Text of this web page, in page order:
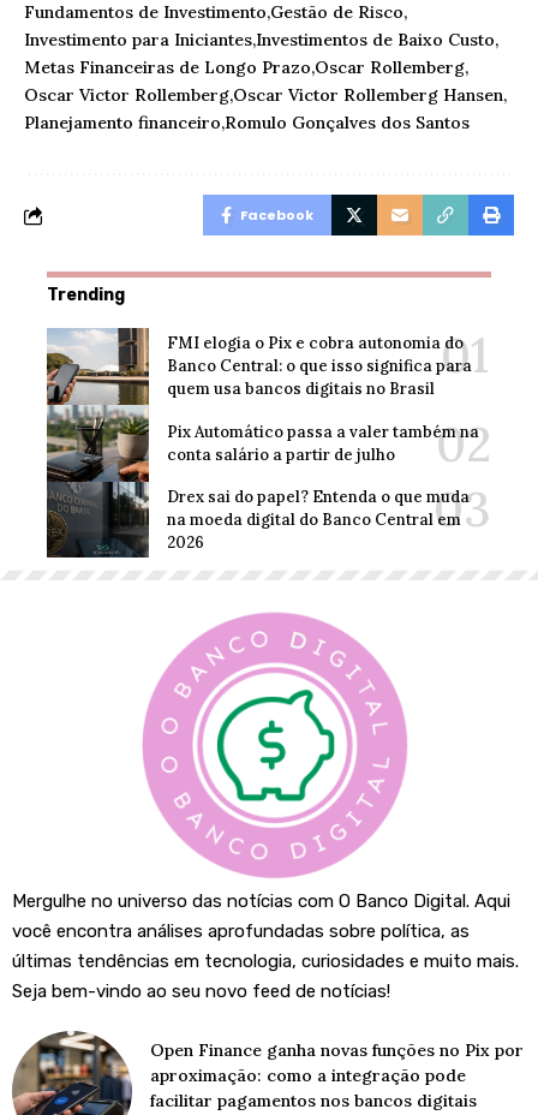
Fundamentos de Investimento Gestão de Risco
Investimento para Iniciantes Investimentos de Baixo Custo
Metas Financeiras de Longo Prazo Oscar Rollemberg
Oscar Victor Rollemberg Oscar Victor Rollemberg Hansen
Planejamento financeiro Romulo Gonçalves dos Santos
Facebook
Trending
FMI elogia o Pix e cobra autonomia do
Banco Central: o que isso significa para
quem usa bancos digitais no Brasil
Pix Automático passa a valer também na
conta salário a partir de julho
Drex sai do papel? Entenda o que muda
na moeda digital do Banco Central em
2026
Mergulhe no universo das notícias com O Banco Digital. Aqui
você encontra análises aprofundadas sobre política, as
últimas tendências em tecnologia, curiosidades e muito mais.
Seja bem-vindo ao seu novo feed de notícias!
Open Finance ganha novas funções no Pix por
aproximação: como a integração pode
facilitar pagamentos nos bancos digitais